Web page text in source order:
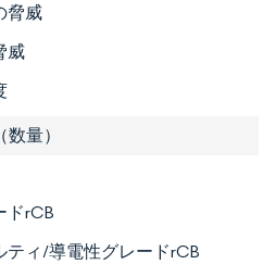
脅威
威
量）
ドrCB
ティ/導電性グレードrCB